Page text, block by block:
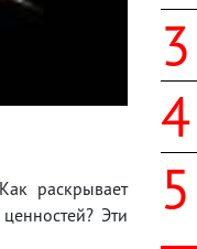
раскрывает
Эти